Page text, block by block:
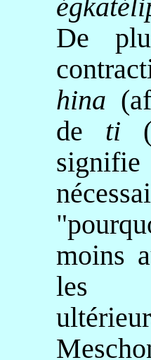
De
hina
de ti
moins
les